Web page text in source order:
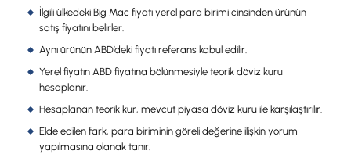
İlgili ülkedeki Big Mac fiyatı yerel para birimi cinsinden ürünün
satış fiyatını belirler.
Aynı ürünün ABD’deki fiyatı referans kabul edilir.
Yerel fiyatın ABD fiyatına bölünmesiyle teorik döviz kuru
hesaplanır.
Hesaplanan teorik kur, mevcut piyasa döviz kuru ile karşılaştırılır.
Elde edilen fark, para biriminin göreli değerine ilişkin yorum
yapılmasına olanak tanır.